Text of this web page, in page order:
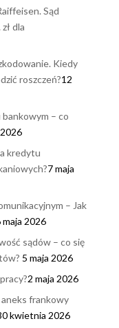
Sąd
dla
Kiedy
roszczeń?12
– co
kredytu
7 maja
– Jak
maja 2026
sądów – co się
5 maja 2026
2 maja 2026
frankowy
kwietnia 2026